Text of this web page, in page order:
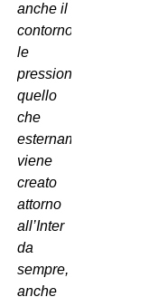
anche il
contorno,
le
pressioni,
quello
che
esternamente
viene
creato
attorno
all’Inter
da
sempre,
anche